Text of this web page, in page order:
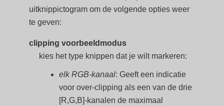
uitknippictogram om de volgende opties weer
te geven:
clipping voorbeeldmodus
kies het type knippen dat je wilt markeren:
elk RGB-kanaal: Geeft een indicatie
voor over-clipping als een van de drie
[R,G,B]-kanalen de maximaal